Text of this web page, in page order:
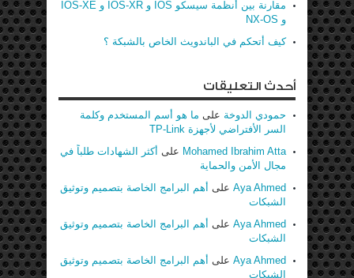
مقارنة بين أنظمة سيسكو IOS و IOS-XR و IOS-XE
و NX-OS
كيف أتحكم في الباندويث الخاص بالشبكة ؟
أحدث التعليقات
حمودي الدوخة على ما هو أسم المستخدم وكلمة
السر الأفتراضي لأجهزة TP-Link
Mohamed Ibrahim Atta على أكثر الشهادات طلباً في
مجال الأمن والحماية
Aya Ahmed على أهم البرامج الخاصة بتصميم وتوثيق
الشبكات
Aya Ahmed على أهم البرامج الخاصة بتصميم وتوثيق
الشبكات
Aya Ahmed على أهم البرامج الخاصة بتصميم وتوثيق
الشبكات